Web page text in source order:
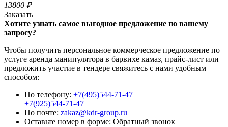
13800 ₽
Заказать
Хотите узнать самое выгодное предложение по вашему
запросу?
Чтобы получить персональное коммерческое предложение по
услуге аренда манипулятора в барвихе камаз, прайс-лист или
предложить участие в тендере свяжитесь с нами удобным
способом:
По телефону: +7(495)544-71-47
+7(925)544-71-47
По почте: zakaz@kdr-group.ru
Оставьте номер в форме: Обратный звонок